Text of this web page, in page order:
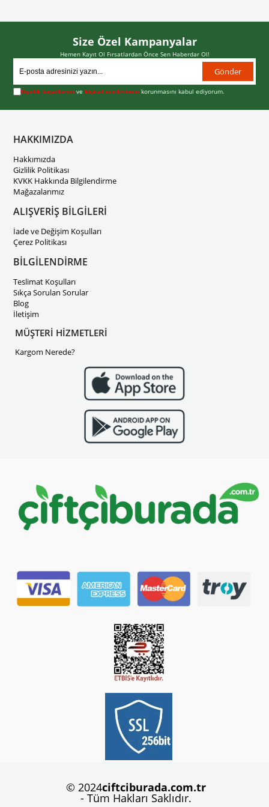
Size Özel Kampanyalar
Hemen Kayıt Ol Fırsatlardan Önce Sen Haberdar Ol!
Gönder
Üyelik koşullarını vekişisel verilerimin korunmasını kabul ediyorum.
HAKKIMIZDA
Hakkımızda
Gizlilik Politikası
KVKK Hakkında Bilgilendirme
Mağazalarımız
ALIŞVERİŞ BİLGİLERİ
İade ve Değişim Koşulları
Çerez Politikası
BİLGİLENDİRME
Teslimat Koşulları
Sıkça Sorulan Sorular
Blog
İletişim
MÜŞTERİ HİZMETLERİ
Kargom Nerede?
© 2024ciftciburada.com.tr
- Tüm Hakları Saklıdır.